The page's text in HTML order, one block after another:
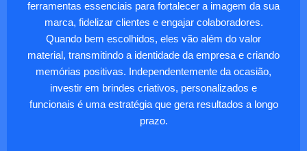
ferramentas essenciais para fortalecer a imagem da sua
marca, fidelizar clientes e engajar colaboradores.
Quando bem escolhidos, eles vão além do valor
material, transmitindo a identidade da empresa e criando
memórias positivas. Independentemente da ocasião,
investir em brindes criativos, personalizados e
funcionais é uma estratégia que gera resultados a longo
prazo.